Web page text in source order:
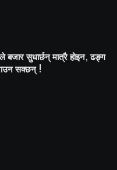
बजार सुधार्छन् मात्रै होइन, ढङ्ग
सक्छन् !